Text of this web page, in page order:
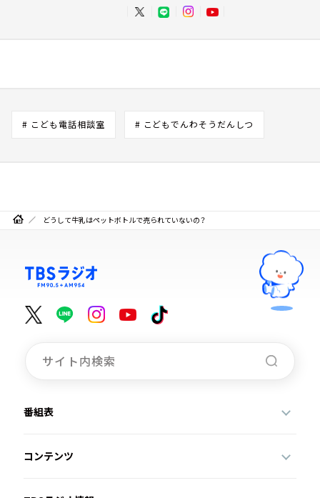
# こども電話相談室 # こどもでんわそうだんしつ
どうして牛乳はペットボトルで売られていないの？
番組表
コンテンツ